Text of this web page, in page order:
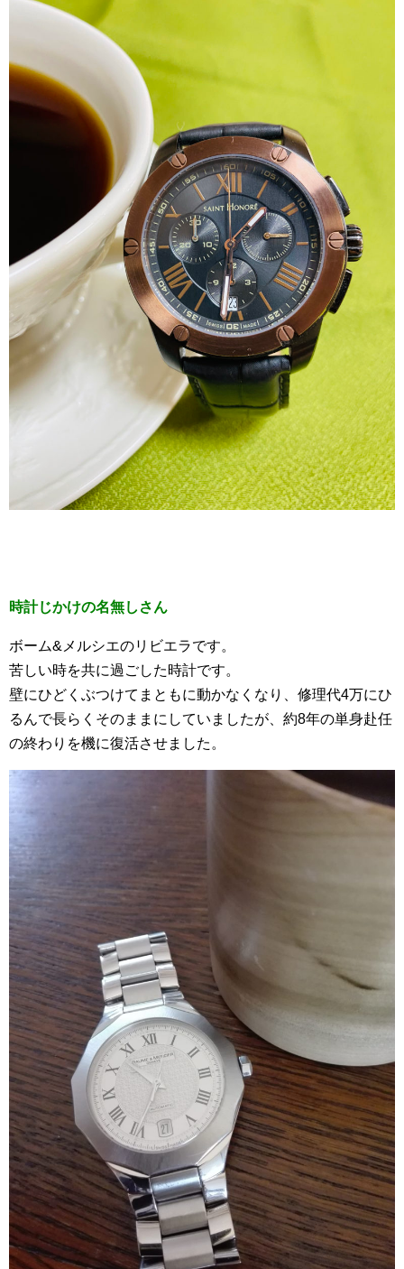
時計じかけの名無しさん
ボーム&メルシエのリビエラです。
苦しい時を共に過ごした時計です。
壁にひどくぶつけてまともに動かなくなり、修理代4万にひ
るんで長らくそのままにしていましたが、約8年の単身赴任
の終わりを機に復活させました。